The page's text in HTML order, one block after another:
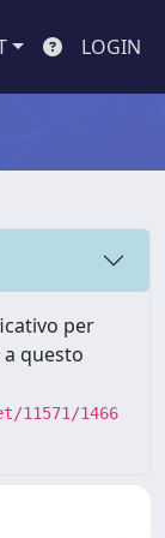
LOGIN
per
questo
11571/1466